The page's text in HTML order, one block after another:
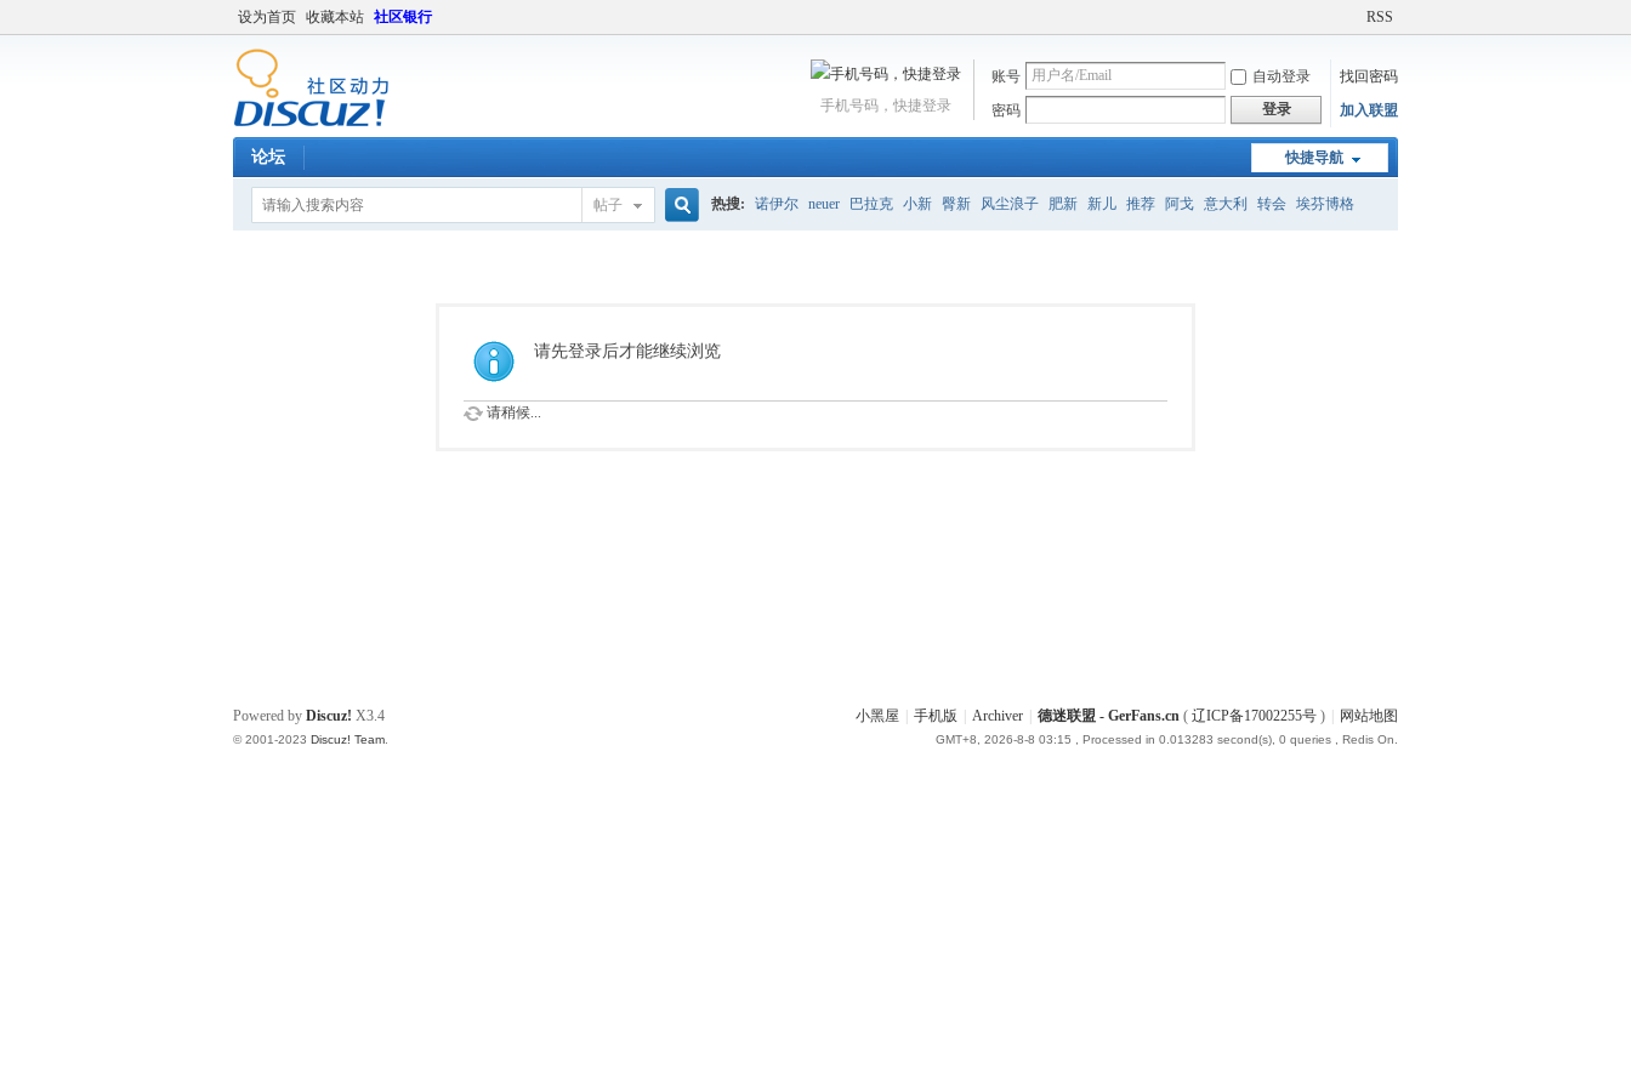
设为首页 收藏本站 社区银行 RSS
账号 自动登录
找回密码
密码
登录 加入联盟
手机号码，快捷登录
快捷导航
论坛
帖子
索
热搜: 诺伊尔 neuer 巴拉克 小新 臀新 风尘浪子 肥新 新儿 推荐 阿戈 意大利 转会 埃芬博格
请先登录后才能继续浏览
请稍候...
小黑屋 手机版 Archiver 德迷联盟 - GerFans.cn ( 辽ICP备17002255号 ) 网站地图
GMT+8, 2026-8-8 03:15 , Processed in 0.013283 second(s), 0 queries , Redis On.
Powered by Discuz! X3.4
© 2001-2023 Discuz! Team